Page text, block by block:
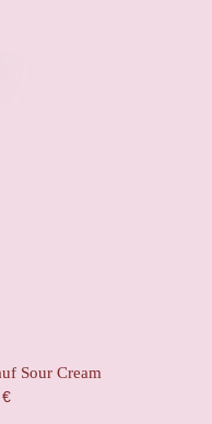
Sour Cream
€